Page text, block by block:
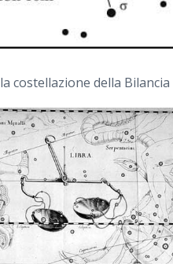
costellazione della Bilancia